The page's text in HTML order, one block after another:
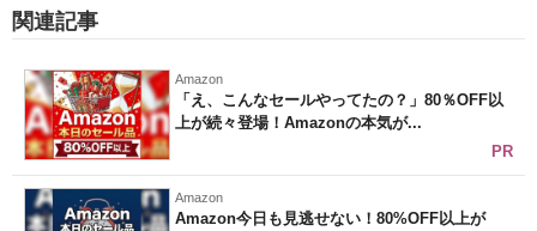
関連記事
Amazon
「え、こんなセールやってたの？」80％OFF以
上が続々登場！Amazonの本気が...
PR
Amazon
Amazon今日も見逃せない！80%OFF以上が